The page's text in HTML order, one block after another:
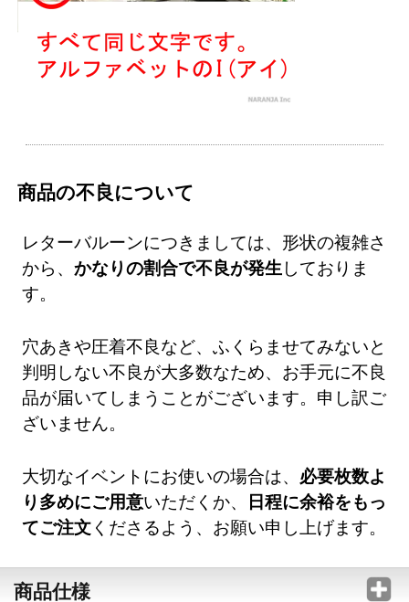
商品の不良について
レターバルーンにつきましては、形状の複雑さ
から、かなりの割合で不良が発生しておりま
す。
穴あきや圧着不良など、ふくらませてみないと
判明しない不良が大多数なため、お手元に不良
品が届いてしまうことがございます。申し訳ご
ざいません。
大切なイベントにお使いの場合は、 必要枚数よ
り多めにご用意いただくか、
日程に余裕をもっ
てご注文 くださるよう、お願い申し上げます。
商品仕様